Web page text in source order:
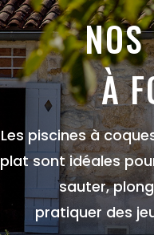
À
Les piscines à
plat sont idéales
sauter,
pratiquer des